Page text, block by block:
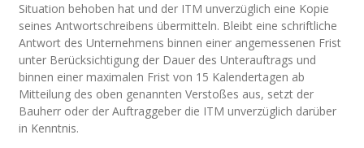
Situation behoben hat und der ITM unverzüglich eine Kopie
seines Antwortschreibens übermitteln. Bleibt eine schriftliche
Antwort des Unternehmens binnen einer angemessenen Frist
unter Berücksichtigung der Dauer des Unterauftrags und
binnen einer maximalen Frist von 15 Kalendertagen ab
Mitteilung des oben genannten Verstoßes aus, setzt der
Bauherr oder der Auftraggeber die ITM unverzüglich darüber
in Kenntnis.